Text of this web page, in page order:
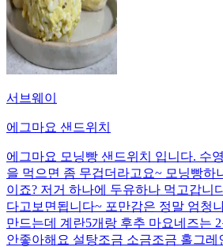
서브웨이
에그마요 샌드위치
에그마요 모닝빵 샌드위치 입니다. 수
을 먹으면 좀 무겁더라고요~ 모닝빵하
이죠? 저거 하나에 두유하나 먹고갑니
다고보면됩니다~ 포만감은 정말 엄청
만드는데 계란5개랑 후추 마요네즈는
안좋아해요 설탕조금 소금조금 홀그레